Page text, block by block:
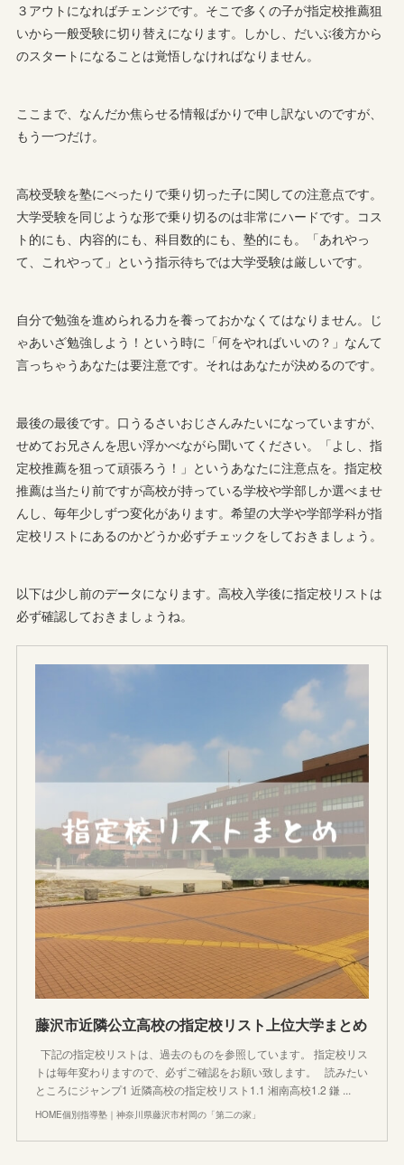
３アウトになればチェンジです。そこで多くの子が指定校推薦狙
いから一般受験に切り替えになります。しかし、だいぶ後方から
のスタートになることは覚悟しなければなりません。
ここまで、なんだか焦らせる情報ばかりで申し訳ないのですが、
もう一つだけ。
高校受験を塾にべったりで乗り切った子に関しての注意点です。
大学受験を同じような形で乗り切るのは非常にハードです。コス
ト的にも、内容的にも、科目数的にも、塾的にも。「あれやっ
て、これやって」という指示待ちでは大学受験は厳しいです。
自分で勉強を進められる力を養っておかなくてはなりません。じ
ゃあいざ勉強しよう！という時に「何をやればいいの？」なんて
言っちゃうあなたは要注意です。それはあなたが決めるのです。
最後の最後です。口うるさいおじさんみたいになっていますが、
せめてお兄さんを思い浮かべながら聞いてください。「よし、指
定校推薦を狙って頑張ろう！」というあなたに注意点を。指定校
推薦は当たり前ですが高校が持っている学校や学部しか選べませ
んし、毎年少しずつ変化があります。希望の大学や学部学科が指
定校リストにあるのかどうか必ずチェックをしておきましょう。
以下は少し前のデータになります。高校入学後に指定校リストは
必ず確認しておきましょうね。
藤沢市近隣公立高校の指定校リスト上位大学まとめ
下記の指定校リストは、過去のものを参照しています。 指定校リス
トは毎年変わりますので、必ずご確認をお願い致します。 読みたい
ところにジャンプ1 近隣高校の指定校リスト1.1 湘南高校1.2 鎌 ...
HOME個別指導塾｜神奈川県藤沢市村岡の「第二の家」